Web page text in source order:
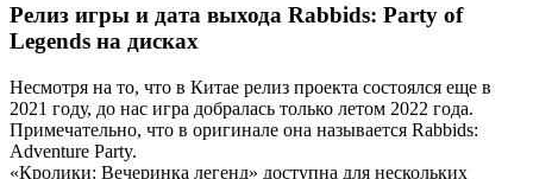
Релиз игры и дата выхода Rabbids: Party of
Legends на дисках
Несмотря на то, что в Китае релиз проекта состоялся еще в
2021 году, до нас игра добралась только летом 2022 года.
Примечательно, что в оригинале она называется Rabbids:
Adventure Party.
«Кролики: Вечеринка легенд» доступна для нескольких